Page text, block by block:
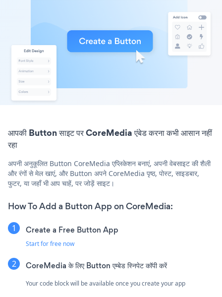
आपकी Button साइट पर CoreMedia एंबेड करना कभी आसान नहीं
रहा
अपनी अनुकूलित Button CoreMedia एप्लिकेशन बनाएं, अपनी वेबसाइट की शैली
और रंगों से मेल खाएं, और Button अपने CoreMedia पृष्ठ, पोस्ट, साइडबार,
फुटर, या जहाँ भी आप चाहें, पर जोड़ें साइट।
How To Add a Button App on CoreMedia:
Create a Free Button App
Start for free now
CoreMedia के लिए Button एम्बेड स्निपेट कॉपी करें
Your code block will be available once you create your app